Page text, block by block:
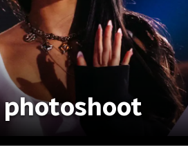
photoshoot